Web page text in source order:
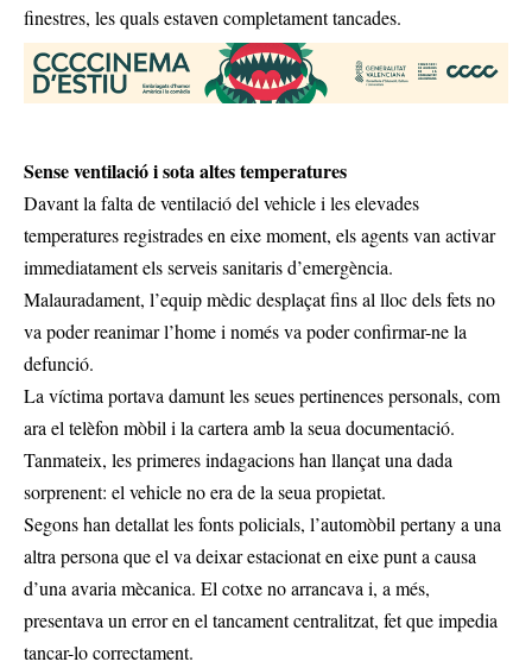
finestres, les quals estaven completament tancades.
Sense ventilació i sota altes temperatures
Davant la falta de ventilació del vehicle i les elevades
temperatures registrades en eixe moment, els agents van activar
immediatament els serveis sanitaris d’emergència.
Malauradament, l’equip mèdic desplaçat fins al lloc dels fets no
va poder reanimar l’home i només va poder confirmar-ne la
defunció.
La víctima portava damunt les seues pertinences personals, com
ara el telèfon mòbil i la cartera amb la seua documentació.
Tanmateix, les primeres indagacions han llançat una dada
sorprenent: el vehicle no era de la seua propietat.
Segons han detallat les fonts policials, l’automòbil pertany a una
altra persona que el va deixar estacionat en eixe punt a causa
d’una avaria mècanica. El cotxe no arrancava i, a més,
presentava un error en el tancament centralitzat, fet que impedia
tancar-lo correctament.